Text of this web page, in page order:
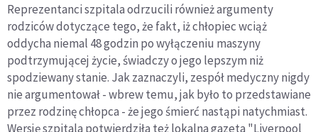
Reprezentanci szpitala odrzucili również argumenty
rodziców dotyczące tego, że fakt, iż chłopiec wciąż
oddycha niemal 48 godzin po wyłączeniu maszyny
podtrzymującej życie, świadczy o jego lepszym niż
spodziewany stanie. Jak zaznaczyli, zespół medyczny nigdy
nie argumentował - wbrew temu, jak było to przedstawiane
przez rodzinę chłopca - że jego śmierć nastąpi natychmiast.
Wersję szpitala potwierdziła też lokalna gazeta "Liverpool